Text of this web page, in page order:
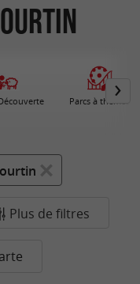
Parcs à thèmes
Plus de filtres